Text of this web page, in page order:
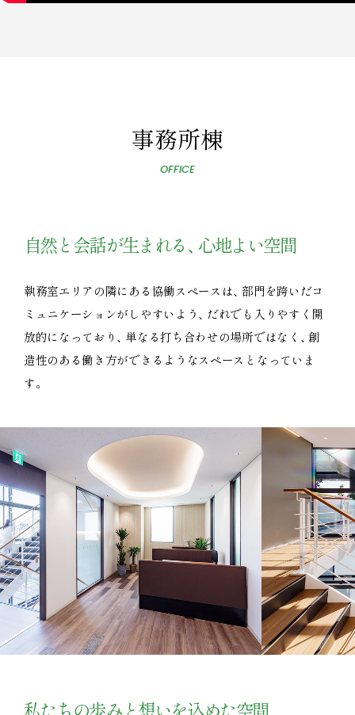
事務所棟
OFFICE
自然と会話が生まれる、 心地よい空間
執務室エリアの隣にある協働スペースは、 部門を跨いだコ
ミュニケーションがしやすいよう、 だれでも入りやすく開
放的になっており 、 単なる打ち合わせの場所ではなく 、創
造性のある働き方ができるようなスペースとなっていま
す。